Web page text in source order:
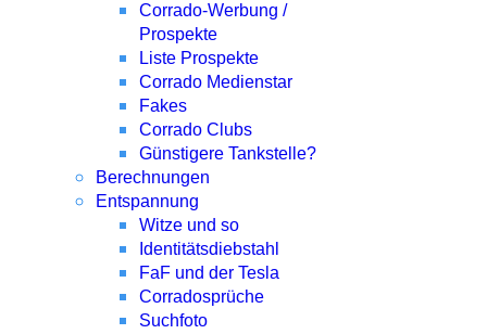
Corrado-Werbung /
Prospekte
Liste Prospekte
Corrado Medienstar
Fakes
Corrado Clubs
Günstigere Tankstelle?
Berechnungen
Entspannung
Witze und so
Identitätsdiebstahl
FaF und der Tesla
Corradosprüche
Suchfoto